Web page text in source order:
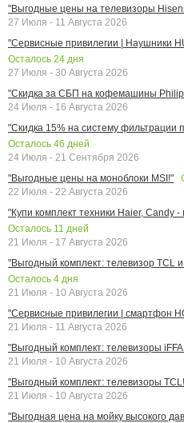
"Выгодные цены на телевизоры
27 Июля - 11 Августа 2026
"Сервисные привилегии | Наушники
Осталось 24 дня
27 Июля - 30 Августа 2026
"Скидка за СБП на кофемашины
24 Июля - 16 Августа 2026
"Скидка 15% на систему фильтрации
Осталось 46 дней
24 Июля - 21 Сентября 2026
"Выгодные цены на моноблоки MSI!"
22 Июля - 22 Августа 2026
"Купи комплект техники Haier, Candy -
Осталось 11 дней
21 Июля - 17 Августа 2026
"Выгодный комплект: телевизор TCL
Осталось 4 дня
21 Июля - 10 Августа 2026
"Сервисные привилегии | смартфон
21 Июля - 11 Августа 2026
"Выгодный комплект: телевизоры
21 Июля - 10 Августа 2026
"Выгодный комплект: телевизоры
21 Июля - 10 Августа 2026
"Выгодная цена на мойку высокого